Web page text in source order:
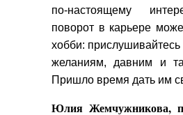
по-настоящему
поворот в карьере
хобби: прислушивайтесь
желаниям, давним и
Пришло время дать им
Юлия Жемчужникова,